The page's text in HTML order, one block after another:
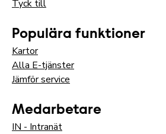
Tyck till
Populära funktioner
Kartor
Alla E-tjänster
Jämför service
Medarbetare
IN - Intranät